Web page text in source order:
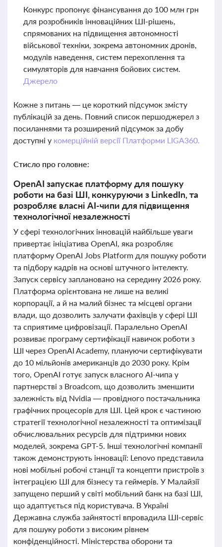
Конкурс пропонує фінансування до 100 млн грн
для розробників інноваційних ШІ-рішень,
спрямованих на підвищення автономності
військової техніки, зокрема автономних дронів,
модулів наведення, систем перехоплення та
симуляторів для навчання бойових систем.
Джерело
Кожне з питань — це короткий підсумок змісту
публікацій за день. Повний список першоджерел з
посиланнями та розширений підсумок за добу
доступні у комерційній версії Платформи LIGA360.
Стисло про головне:
OpenAI запускає платформу для пошуку
роботи на базі ШІ, конкуруючи з LinkedIn, та
розробляє власні AI-чипи для підвищення
технологічної незалежності
У сфері технологічних інновацій найбільше уваги
привертає ініціатива OpenAI, яка розробляє
платформу OpenAI Jobs Platform для пошуку роботи
та підбору кадрів на основі штучного інтелекту.
Запуск сервісу заплановано на середину 2026 року.
Платформа орієнтована не лише на великі
корпорації, а й на малий бізнес та місцеві органи
влади, що дозволить залучати фахівців у сфері ШІ
та сприятиме цифровізації. Паралельно OpenAI
розвиває програму сертифікації навичок роботи з
ШІ через OpenAI Academy, плануючи сертифікувати
до 10 мільйонів американців до 2030 року. Крім
того, OpenAI готує запуск власного AI-чипа у
партнерстві з Broadcom, що дозволить зменшити
залежність від Nvidia — провідного постачальника
графічних процесорів для ШІ. Цей крок є частиною
стратегії технологічної незалежності та оптимізації
обчислювальних ресурсів для підтримки нових
моделей, зокрема GPT-5. Інші технологічні компанії
також демонструють інновації: Lenovo представила
нові мобільні робочі станції та концепти пристроїв з
інтеграцією ШІ для бізнесу та геймерів. У Малайзії
запущено перший у світі мобільний банк на базі ШІ,
що адаптується під користувача. В Україні
Державна служба зайнятості впровадила ШІ-сервіс
для пошуку роботи з високим рівнем
конфіденційності. Міністерства оборони та